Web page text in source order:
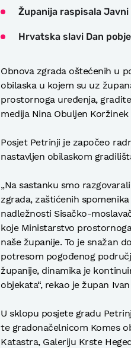
Županija raspisala
Hrvatska slavi Dan
Obnova zgrada oštećenih u
obilaska u kojem su uz
prostornoga uređenja,
medija Nina Obuljen
Posjet Petrinji je započeo
nastavljen obilaskom
„Na sastanku smo
zgrada, zaštićenih
nadležnosti Sisačko-
koje Ministarstvo
naše županije. To je snažan
potresom pogođenog
županije, dinamika je
objekata“, rekao je župan
U sklopu posjete gradu
te gradonačelnicom Komes
Katastra, Galeriju Krste